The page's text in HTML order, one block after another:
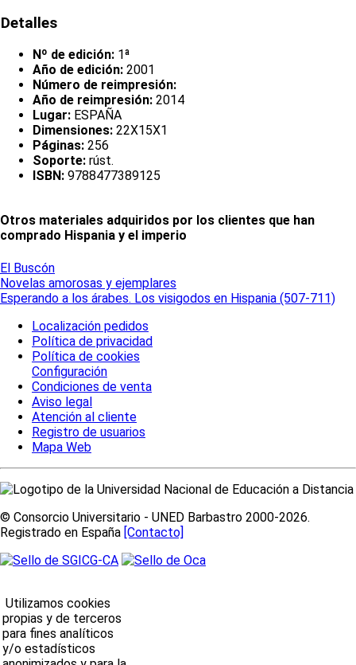
Detalles
Nº de edición: 1ª
Año de edición: 2001
Número de reimpresión:
Año de reimpresión: 2014
Lugar: ESPAÑA
Dimensiones: 22X15X1
Páginas: 256
Soporte: rúst.
ISBN: 9788477389125
Otros materiales adquiridos por los clientes que han
comprado Hispania y el imperio
El Buscón
Novelas amorosas y ejemplares
Esperando a los árabes. Los visigodos en Hispania (507-711)
Localización pedidos
Política de privacidad
Política de cookies
Configuración
Condiciones de venta
Aviso legal
Atención al cliente
Registro de usuarios
Mapa Web
© Consorcio Universitario - UNED Barbastro 2000-2026.
Registrado en España [Contacto]
Utilizamos cookies
propias y de terceros
para fines analíticos
y/o estadísticos